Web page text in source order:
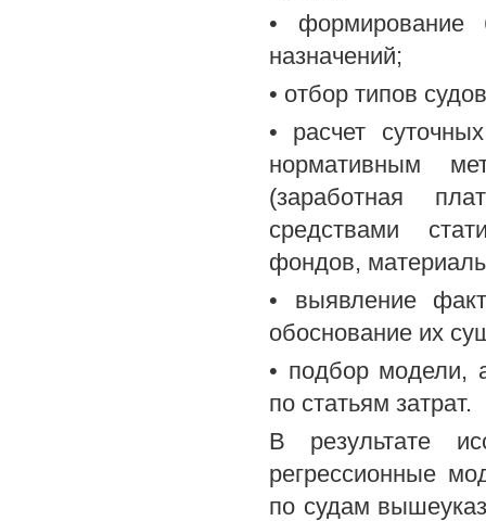
• формирование
назначений;
• отбор типов
• расчет
нормативным
(заработная
средствами
фондов,
• выявление
обоснование их
• подбор модели,
по статьям затрат.
В результате
регрессионные
по судам